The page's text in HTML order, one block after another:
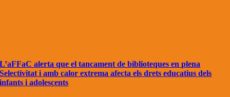
L’aFFaC alerta que el tancament de biblioteques en plena
Selectivitat i amb calor extrema afecta els drets educatius dels
infants i adolescents